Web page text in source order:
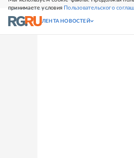
принимаете условия Пользовательского
СВЕЖИЙ НОМЕР
ЛЕНТА НОВОСТЕЙ